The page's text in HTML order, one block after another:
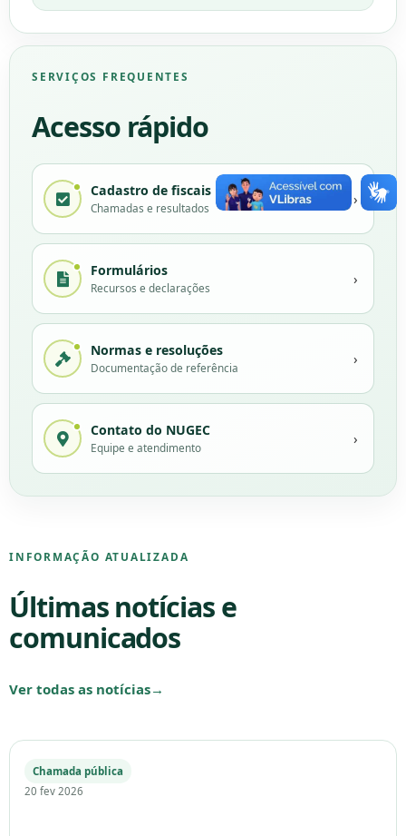
SERVIÇOS FREQUENTES
Acesso rápido
Cadastro de fiscais
Chamadas e resultados
›
Formulários
Recursos e declarações
›
Normas e resoluções
Documentação de referência
›
Contato do NUGEC
Equipe e atendimento
›
INFORMAÇÃO ATUALIZADA
Últimas notícias e
comunicados
Ver todas as notícias→
Chamada pública
20 fev 2026